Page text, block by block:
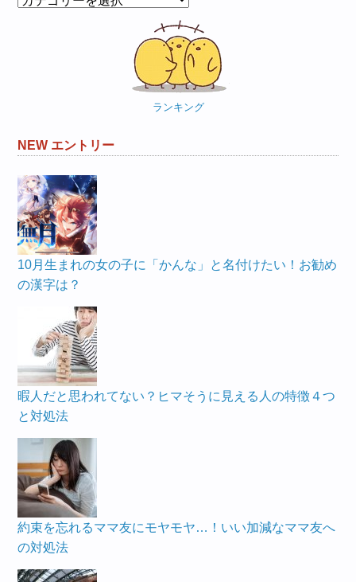
ランキング
NEW エントリー
10月生まれの女の子に「かんな」と名付けたい！お勧め
の漢字は？
暇人だと思われてない？ヒマそうに見える人の特徴４つ
と対処法
約束を忘れるママ友にモヤモヤ…！いい加減なママ友へ
の対処法